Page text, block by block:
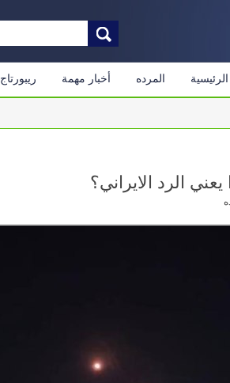
الرئيسية المرده أخبار مهمة ريبورتاج
الرد الايراني؟